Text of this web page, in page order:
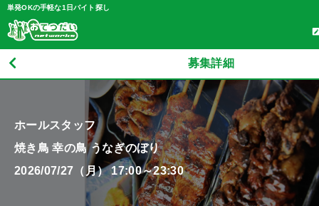
単発OKの手軽な1日バイト探し
募集詳細
ホールスタッフ
焼き鳥 幸の鳥 うなぎのぼり
2026/07/27（月） 17:00～23:30